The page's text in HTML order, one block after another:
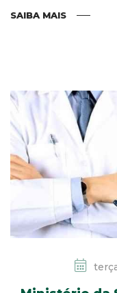
SAIBA MAIS